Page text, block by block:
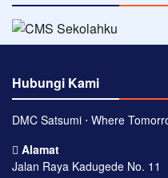
Hubungi Kami
DMC Satsumi ⋅ Where
Alamat
Jalan Raya Kadugede No. 11